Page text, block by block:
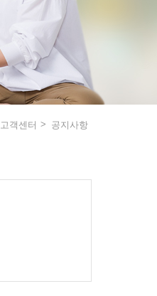
고객센터 공지사항